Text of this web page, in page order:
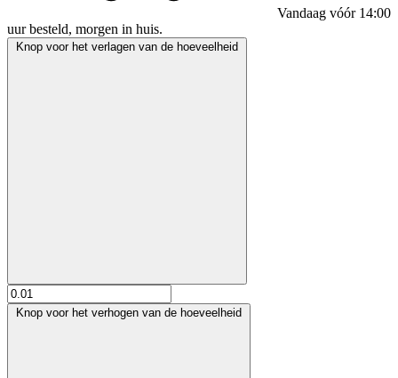
Vandaag vóór 14:00
uur besteld, morgen in huis.
Knop voor het verlagen van de hoeveelheid
Knop voor het verhogen van de hoeveelheid